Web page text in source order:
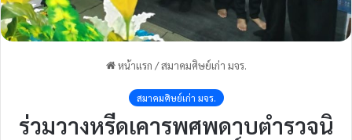
หน้าแรก / สมาคมศิษย์เก่า มจร.
สมาคมศิษย์เก่า มจร.
ร่วมวางหรีดเคารพศพดาบตำรวจนิ